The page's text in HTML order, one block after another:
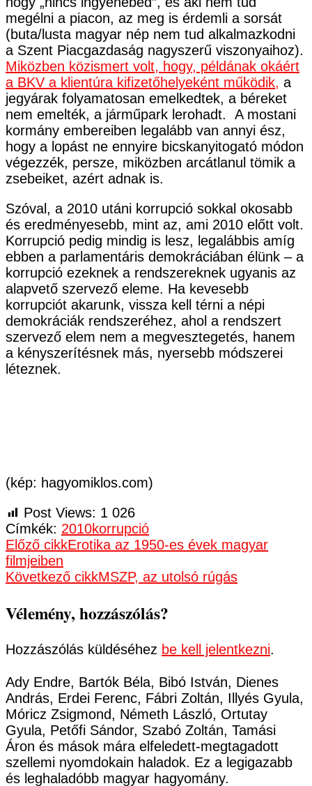
megélni a piacon, az meg is érdemli a sorsát
(buta/lusta magyar nép nem tud alkalmazkodni
a Szent Piacgazdaság nagyszerű viszonyaihoz).
Miközben közismert volt, hogy, példának okáért
a BKV a klientúra kifizetőhelyeként működik, a
jegyárak folyamatosan emelkedtek, a béreket
nem emelték, a járműpark lerohadt. A mostani
kormány embereiben legalább van annyi ész,
hogy a lopást ne ennyire bicskanyitogató módon
végezzék, persze, miközben arcátlanul tömik a
zsebeiket, azért adnak is.
Szóval, a 2010 utáni korrupció sokkal okosabb
és eredményesebb, mint az, ami 2010 előtt volt.
Korrupció pedig mindig is lesz, legalábbis amíg
ebben a parlamentáris demokráciában élünk – a
korrupció ezeknek a rendszereknek ugyanis az
alapvető szervező eleme. Ha kevesebb
korrupciót akarunk, vissza kell térni a népi
demokráciák rendszeréhez, ahol a rendszert
szervező elem nem a megvesztegetés, hanem
a kényszerítésnek más, nyersebb módszerei
léteznek.
(kép: hagyomiklos.com)
Post Views: 1 026
Címkék: 2010korrupció
Bejegyzések
navigációja
Előző cikkErotika az 1950-es évek magyar
filmjeiben
Következő cikkMSZP, az utolsó rúgás
Vélemény, hozzászólás?
Hozzászólás küldéséhez be kell jelentkezni.
Ady Endre, Bartók Béla, Bibó István, Dienes
András, Erdei Ferenc, Fábri Zoltán, Illyés Gyula,
Móricz Zsigmond, Németh László, Ortutay
Gyula, Petőfi Sándor, Szabó Zoltán, Tamási
Áron és mások mára elfeledett-megtagadott
szellemi nyomdokain haladok. Ez a legigazabb
és leghaladóbb magyar hagyomány.